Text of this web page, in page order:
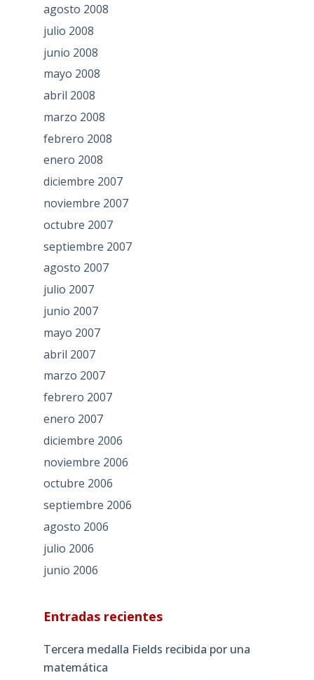
agosto 2008
julio 2008
junio 2008
mayo 2008
abril 2008
marzo 2008
febrero 2008
enero 2008
diciembre 2007
noviembre 2007
octubre 2007
septiembre 2007
agosto 2007
julio 2007
junio 2007
mayo 2007
abril 2007
marzo 2007
febrero 2007
enero 2007
diciembre 2006
noviembre 2006
octubre 2006
septiembre 2006
agosto 2006
julio 2006
junio 2006
Entradas recientes
Tercera medalla Fields recibida por una
matemática